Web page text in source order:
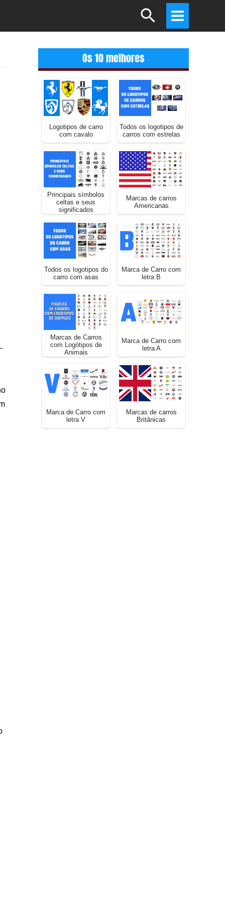
Search
Main
Menu
Os 10 melhores
Logotipos de carro
com cavalo
Todos os logotipos de
carros com estrelas
Principais símbolos
celtas e seus
significados
Marcas de carros
Americanas
Todos os logotipos do
carro com asas
Marca de Carro com
letra B
Marcas de Carros
com Logótipos de
Animais
Marca de Carro com
letra A
Marca de Carro com
letra V
Marcas de carros
Britânicas